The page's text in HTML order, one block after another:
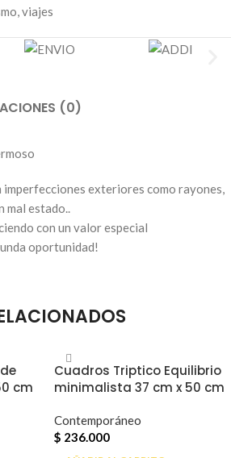
viajes
(0)
exteriores como rayones,
estado..
con un valor especial
oportunidad!
cm
Cuadros Triptico Equilibrio
minimalista 37 cm x 50 cm
Contemporáneo
$ 236.000